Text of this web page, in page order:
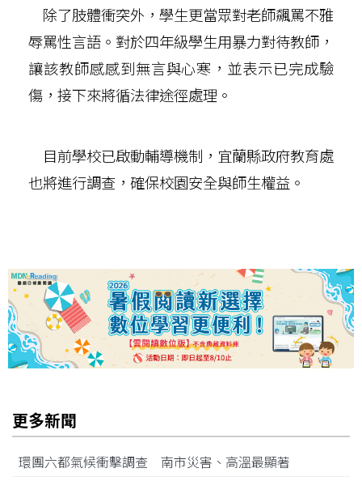
除了肢體衝突外，學生更當眾對老師飆罵不雅
辱罵性言語。對於四年級學生用暴力對待教師，
讓該教師感感到無言與心寒，並表示已完成驗
傷，接下來將循法律途徑處理。
目前學校已啟動輔導機制，宜蘭縣政府教育處
也將進行調查，確保校園安全與師生權益。
更多新聞
環團六都氣候衝擊調查 南市災害、高溫最顯著